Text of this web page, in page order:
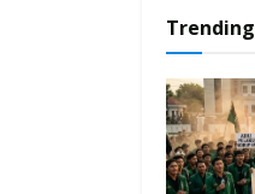
Trending